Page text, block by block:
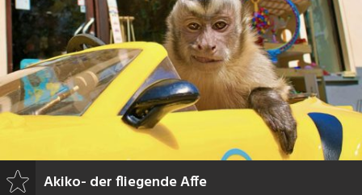
Akiko- der fliegende Affe